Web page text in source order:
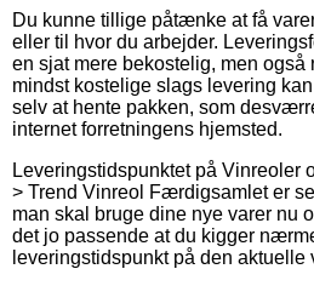
Du kunne tillige påtænke at få
eller til hvor du arbejder.
en sjat mere bekostelig, men
mindst kostelige slags levering
selv at hente pakken, som
internet forretningens hjemsted.
Leveringstidspunktet på Vinreoler
> Trend Vinreol Færdigsamlet er
man skal bruge dine nye varer nu
det jo passende at du kigger
leveringstidspunkt på den aktuelle